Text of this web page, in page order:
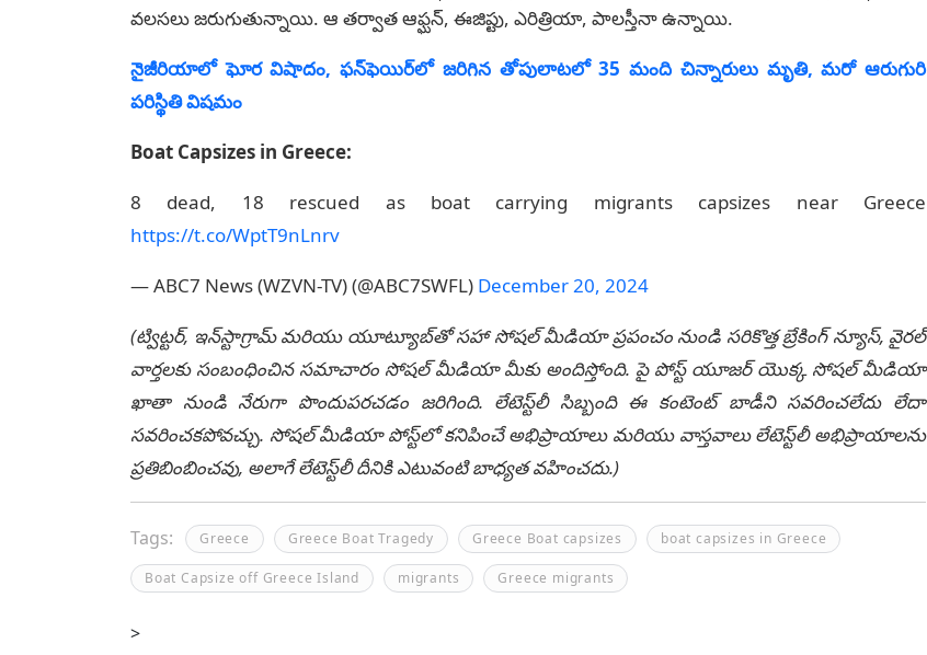
వ‌ల‌స‌లు జ‌రుగుతున్నాయి. ఆ త‌ర్వాత ఆఫ్ఘ‌న్‌, ఈజిప్టు, ఎరిత్రియా, పాల‌స్తీనా ఉన్నాయి.
నైజీరియాలో ఘోర విషాదం, ఫన్‌ఫెయిర్‌లో జరిగిన తోపులాటలో 35 మంది చిన్నారులు మృతి, మరో ఆరుగురి
పరిస్థితి విషమం
Boat Capsizes in Greece:
8 dead, 18 rescued as boat carrying migrants capsizes near Greece
https://t.co/WptT9nLnrv
— ABC7 News (WZVN-TV) (@ABC7SWFL) December 20, 2024
(ట్విట్టర్, ఇన్‌స్టాగ్రామ్ మరియు యూట్యూబ్‌తో సహా సోషల్ మీడియా ప్రపంచం నుండి సరికొత్త బ్రేకింగ్ న్యూస్, వైరల్
వార్తలకు సంబంధించిన సమాచారం సోషల్ మీడియా మీకు అందిస్తోంది. పై పోస్ట్ యూజర్ యొక్క సోషల్ మీడియా
ఖాతా నుండి నేరుగా పొందుపరచడం జరిగింది. లేటెస్ట్‌లీ సిబ్బంది ఈ కంటెంట్ బాడీని సవరించలేదు లేదా
సవరించకపోవచ్చు. సోషల్ మీడియా పోస్ట్‌లో కనిపించే అభిప్రాయాలు మరియు వాస్తవాలు లేటెస్ట్‌లీ అభిప్రాయాలను
ప్రతిబింబించవు, అలాగే లేటెస్ట్‌లీ దీనికి ఎటువంటి బాధ్యత వహించదు.)
Tags: Greece Greece Boat Tragedy Greece Boat capsizes boat capsizes in Greece
Boat Capsize off Greece Island migrants Greece migrants
>